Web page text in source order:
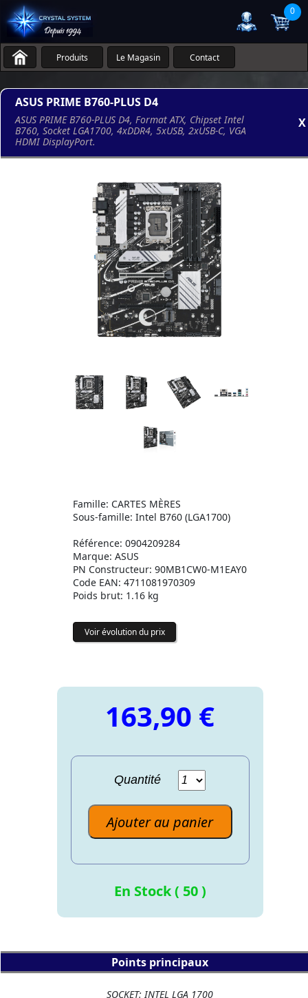
0
Produits Le Magasin Contact
ASUS PRIME B760-PLUS D4
ASUS PRIME B760-PLUS D4, Format ATX, Chipset Intel
B760, Socket LGA1700, 4xDDR4, 5xUSB, 2xUSB-C, VGA
HDMI DisplayPort.
X
Famille: CARTES MÈRES
Sous-famille: Intel B760 (LGA1700)
Référence: 0904209284
Marque: ASUS
PN Constructeur: 90MB1CW0-M1EAY0
Code EAN: 4711081970309
Poids brut: 1.16 kg
Voir évolution du prix
163,90 €
Quantité
Ajouter au panier
En Stock ( 50 )
Points principaux
SOCKET: INTEL LGA 1700